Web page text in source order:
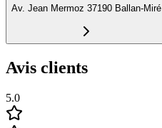
Av. Jean Mermoz 37190 Ballan-Miré
Avis clients
5.0